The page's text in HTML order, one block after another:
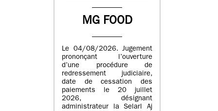
MG FOOD
Le 04/08/2026. Jugement
prononçant l’ouverture
d’une procédure de
redressement judiciaire,
date de cessation des
paiements le 20 juillet
2026, désignant
administrateur la Selarl Aj